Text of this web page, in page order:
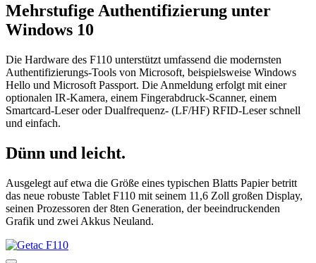
Mehrstufige Authentifizierung unter
Windows 10
Die Hardware des F110 unterstützt umfassend die modernsten
Authentifizierungs-Tools von Microsoft, beispielsweise Windows
Hello und Microsoft Passport. Die Anmeldung erfolgt mit einer
optionalen IR-Kamera, einem Fingerabdruck-Scanner, einem
Smartcard-Leser oder Dualfrequenz- (LF/HF) RFID-Leser schnell
und einfach.
Dünn und leicht.
Ausgelegt auf etwa die Größe eines typischen Blatts Papier betritt
das neue robuste Tablet F110 mit seinem 11,6 Zoll großen Display,
seinen Prozessoren der 8ten Generation, der beeindruckenden
Grafik und zwei Akkus Neuland.